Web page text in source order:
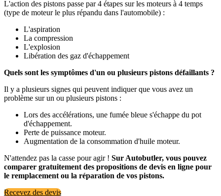
L'action des pistons passe par 4 étapes sur les moteurs à 4 temps
(type de moteur le plus répandu dans l'automobile) :
L'aspiration
La compression
L'explosion
Libération des gaz d'échappement
Quels sont les symptômes d'un ou plusieurs pistons défaillants ?
Il y a plusieurs signes qui peuvent indiquer que vous avez un
problème sur un ou plusieurs pistons :
Lors des accélérations, une fumée bleue s'échappe du pot
d'échappement.
Perte de puissance moteur.
Augmentation de la consommation d'huile moteur.
N'attendez pas la casse pour agir ! Sur Autobutler, vous pouvez
comparer gratuitement des propositions de devis en ligne pour
le remplacement ou la réparation de vos pistons.
Recevez des devis